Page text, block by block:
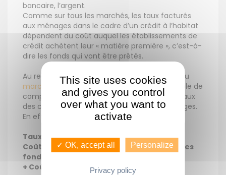
bancaire, l’argent.
Comme sur tous les marchés, les taux facturés
aux ménages dans le cadre d’un crédit à l’habitat
dépendent du coût auquel les établissements de
crédit achètent leur « matière première », c’est-à-
dire les fonds qui vont être prêtés.
Au regard de la structure du refinancement du
marché du logement, il est relativement simple de
comprendre comment sont déterminés les taux
des crédits tels qu’ils sont facturés aux ménages.
En effet, ces taux sont fixés comme suit :
Taux aux ménages :
Coût du refinancement + Rémunération des
fonds propres + Coût du risque
+ Coûts de gestion + Marge
This site uses cookies
and gives you control
over what you want to
activate
✓ OK, accept all Personalize
Privacy policy